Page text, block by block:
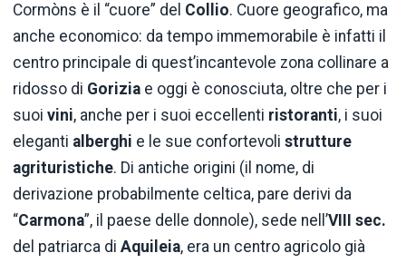
Cormòns è il “cuore” del Collio. Cuore geografico, ma
anche economico: da tempo immemorabile è infatti il
centro principale di quest’incantevole zona collinare a
ridosso di Gorizia e oggi è conosciuta, oltre che per i
suoi vini, anche per i suoi eccellenti ristoranti, i suoi
eleganti alberghi e le sue confortevoli strutture
agrituristiche. Di antiche origini (il nome, di
derivazione probabilmente celtica, pare derivi da
“Carmona”, il paese delle donnole), sede nell’VIII sec.
del patriarca di Aquileia, era un centro agricolo già